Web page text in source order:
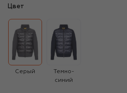
Цвет
Серый
Темно-
синий